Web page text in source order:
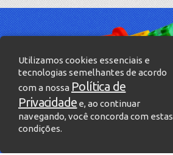
Utilizamos cookies essenciais e
tecnologias semelhantes de acordo
com a nossa Política de
Privacidade e, ao continuar
navegando, você concorda com estas
condições.